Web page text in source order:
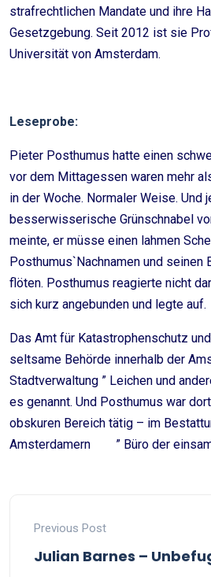
strafrechtlichen Mandate und ihre
Gesetzgebung. Seit 2012 ist sie
Universität von Amsterdam.
Leseprobe:
Pieter Posthumus hatte einen
vor dem Mittagessen waren mehr
in der Woche. Normaler Weise. Und
besserwisserische Grünschnabel
meinte, er müsse einen lahmen
Posthumus`Nachnamen und seinen
flöten. Posthumus reagierte nicht
sich kurz angebunden und legte auf.
Das Amt für Katastrophenschutz
seltsame Behörde innerhalb der
Stadtverwaltung ” Leichen und
es genannt. Und Posthumus war
obskuren Bereich tätig – im
Amsterdamern ” Büro der
Previous Post
Julian Barnes –